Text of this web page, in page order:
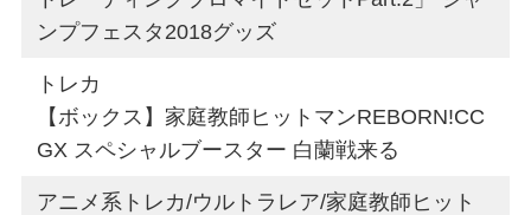
ンプフェスタ2018グッズ
トレカ
【ボックス】家庭教師ヒットマンREBORN!CC
GX スペシャルブースター 白蘭戦来る
アニメ系トレカ/ウルトラレア/家庭教師ヒット